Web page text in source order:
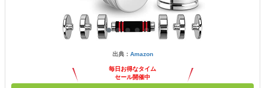
出典： Amazon
毎日お得なタイム
セール開催中